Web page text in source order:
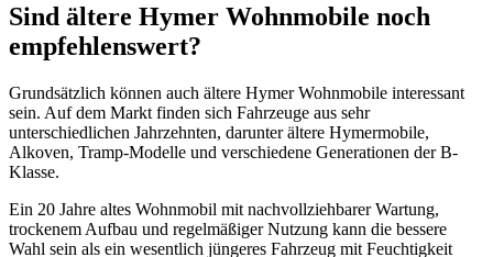
Sind ältere Hymer Wohnmobile noch
empfehlenswert?
Grundsätzlich können auch ältere Hymer Wohnmobile interessant
sein. Auf dem Markt finden sich Fahrzeuge aus sehr
unterschiedlichen Jahrzehnten, darunter ältere Hymermobile,
Alkoven, Tramp-Modelle und verschiedene Generationen der B-
Klasse.
Ein 20 Jahre altes Wohnmobil mit nachvollziehbarer Wartung,
trockenem Aufbau und regelmäßiger Nutzung kann die bessere
Wahl sein als ein wesentlich jüngeres Fahrzeug mit Feuchtigkeit